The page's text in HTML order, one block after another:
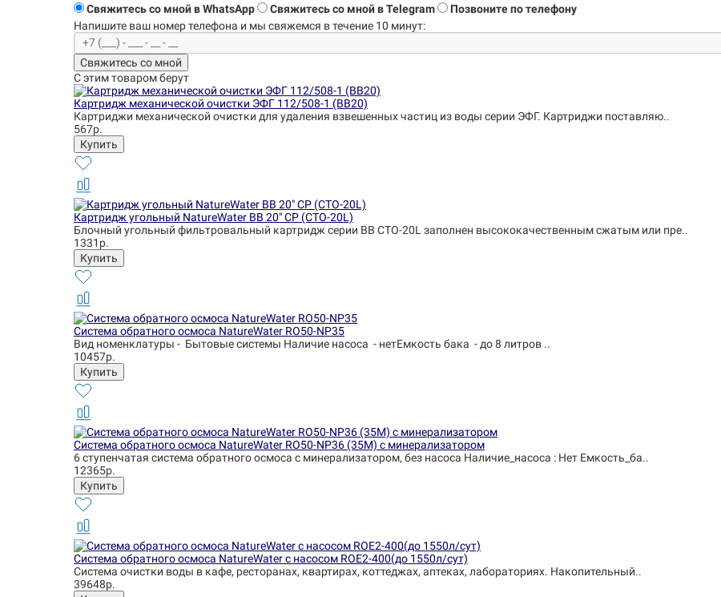
Свяжитесь со мной в WhatsApp
Свяжитесь со мной в Telegram
Позвоните по телефону
Напишите ваш номер телефона и мы свяжемся в течение 10 минут:
Свяжитесь со мной
С этим товаром берут
Картридж механической очистки ЭФГ 112/508-1 (BB20)
Картриджи механической очистки для удаления взвешенных частиц из воды серии ЭФГ. Картриджи поставляю..
567р.
Картридж угольный NatureWater BB 20" CP (CTO-20L)
Блочный угольный фильтровальный картридж серии BB CTO-20L заполнен высококачественным сжатым или пре..
1331р.
Система обратного осмоса NatureWater RO50-NP35
Вид номенклатуры - Бытовые системы Наличие насоса - нетЕмкость бака - до 8 литров ..
10457р.
Система обратного осмоса NatureWater RO50-NP36 (35М) с минерализатором
6 ступенчатая система обратного осмоса с минерализатором, без насоса Наличие_насоса : Нет Емкость_ба..
12365р.
Система обратного осмоса NatureWater с насосом ROE2-400(до 1550л/сут)
Система очистки воды в кафе, ресторанах, квартирах, коттеджах, аптеках, лабораториях. Накопительный..
39648р.